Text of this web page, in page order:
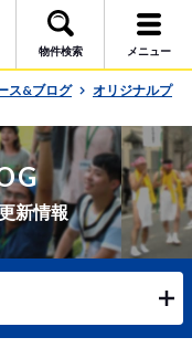
物件検索 メニュー
ス&ブログ
オリジナルプ
新情報